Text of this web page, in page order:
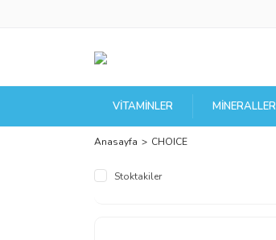
VITAMINLER MINERALLER
Anasayfa CHOICE
Stoktakiler